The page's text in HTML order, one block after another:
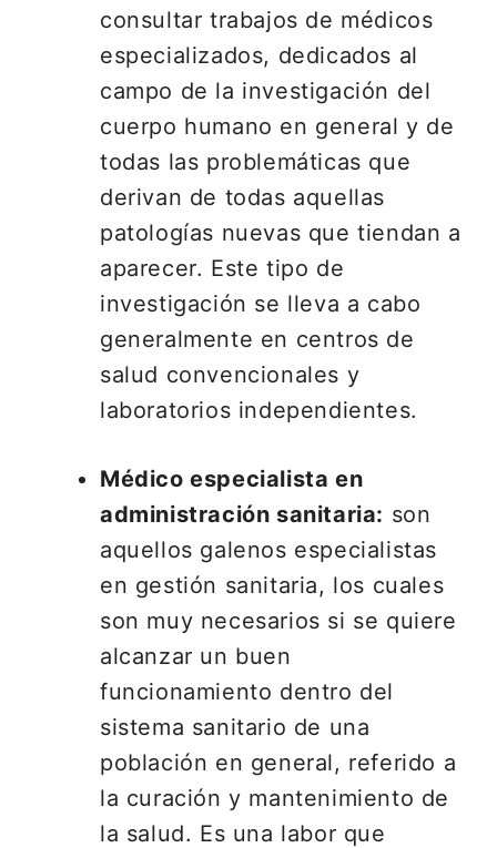
consultar trabajos de médicos
especializados, dedicados al
campo de la investigación del
cuerpo humano en general y de
todas las problemáticas que
derivan de todas aquellas
patologías nuevas que tiendan a
aparecer. Este tipo de
investigación se lleva a cabo
generalmente en centros de
salud convencionales y
laboratorios independientes.
Médico especialista en
administración sanitaria: son
aquellos galenos especialistas
en gestión sanitaria, los cuales
son muy necesarios si se quiere
alcanzar un buen
funcionamiento dentro del
sistema sanitario de una
población en general, referido a
la curación y mantenimiento de
la salud. Es una labor que